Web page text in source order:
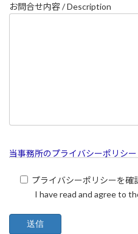
お問合せ内容 / Description
当事務所のプライバシーポリシ
プライバシーポリシーを確
I have read and agree to the